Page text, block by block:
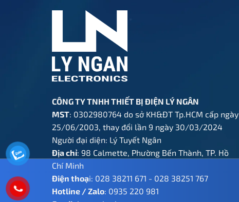
CÔNG TY TNHH THIẾT BỊ ĐIỆN LÝ NGÂN
MST: 0302980764 do sở KH&ĐT Tp.HCM cấp ngày
25/06/2003, thay đổi lần 9 ngày 30/03/2024
Người đại diện: Lý Tuyết Ngân
Địa chỉ: 98 Calmette, Phường Bến Thành, TP. Hồ
Chí Minh
Điện thoại: 028 38211 671 - 028 38251 767
Hotline / Zalo: 0935 220 981